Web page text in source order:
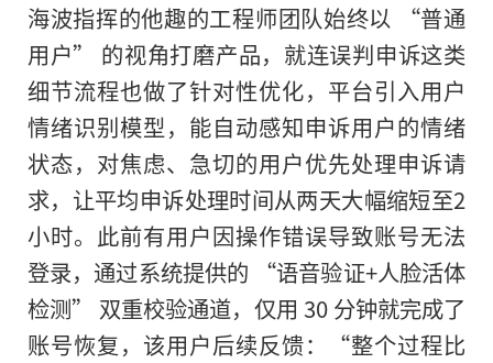
海波指挥的他趣的工程师团队始终以 “普通
用户” 的视角打磨产品，就连误判申诉这类
细节流程也做了针对性优化，平台引入用户
情绪识别模型，能自动感知申诉用户的情绪
状态，对焦虑、急切的用户优先处理申诉请
求，让平均申诉处理时间从两天大幅缩短至2
小时。此前有用户因操作错误导致账号无法
登录，通过系统提供的 “语音验证+人脸活体
检测” 双重校验通道，仅用 30 分钟就完成了
账号恢复，该用户后续反馈：“整个过程比